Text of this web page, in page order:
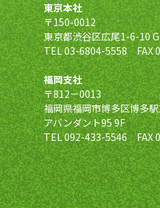
東京本社
〒150-0012
東京都渋谷区広尾1-6-10
TEL 03-6804-5558 FAX
福岡支社
〒812－0013
福岡県福岡市博多区博多
アバンダント95 9F
TEL 092-433-5546 FAX